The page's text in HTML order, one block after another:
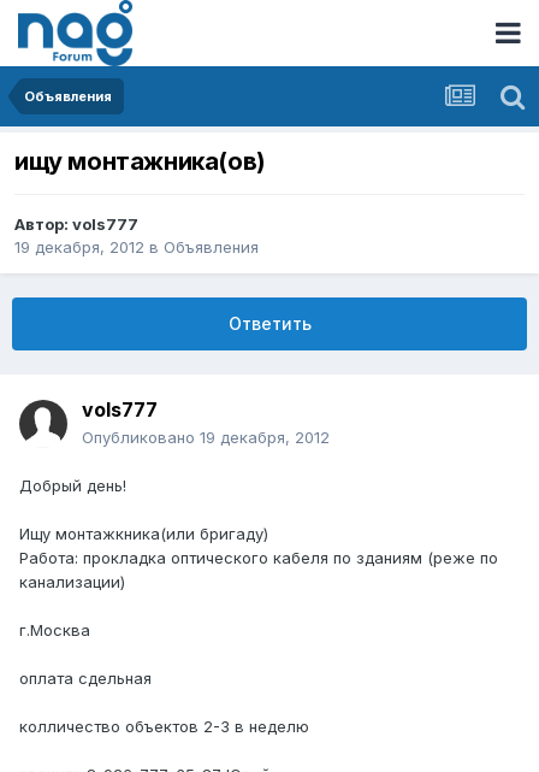
Объявления
ищу монтажника(ов)
Автор: vols777
19 декабря, 2012 в Объявления
Ответить
vols777
Опубликовано 19 декабря, 2012
Добрый день!
Ищу монтажкника(или бригаду)
Работа: прокладка оптического кабеля по зданиям (реже по
канализации)
г.Москва
оплата сдельная
колличество объектов 2-3 в неделю